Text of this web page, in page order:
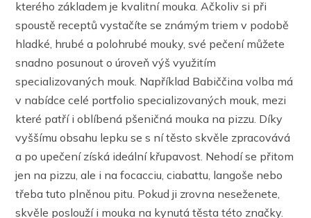
kterého základem je kvalitní mouka. Ačkoliv si při
spoustě receptů vystačíte se známým triem v podobě
hladké, hrubé a polohrubé mouky, své pečení můžete
snadno posunout o úroveň výš využitím
specializovaných mouk. Například Babiččina volba má
v nabídce celé portfolio specializovaných mouk, mezi
které patří i oblíbená pšeničná mouka na pizzu. Díky
vyššímu obsahu lepku se s ní těsto skvěle zpracovává
a po upečení získá ideální křupavost. Nehodí se přitom
jen na pizzu, ale i na focacciu, ciabattu, langoše nebo
třeba tuto plněnou pitu. Pokud ji zrovna neseženete,
skvěle poslouží i mouka na kynutá těsta této značky.